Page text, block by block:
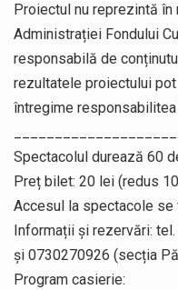
Proiectul nu reprezintă
Administrației Fondului
responsabilă de
rezultatele proiectului
întregime
Spectacolul durează 60
Preț bilet: 20 lei (redus
Accesul la spectacole
Informații și rezervări:
și 0730270926 (secția
Program casierie: